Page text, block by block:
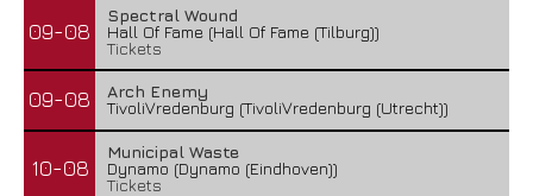
09-08
Spectral Wound
Hall Of Fame (Hall Of Fame (Tilburg))
Tickets
09-08
Arch Enemy
TivoliVredenburg (TivoliVredenburg (Utrecht))
10-08
Municipal Waste
Dynamo (Dynamo (Eindhoven))
Tickets